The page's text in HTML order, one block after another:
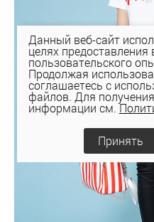
Данный веб-сайт
целях
пользовательского
Продолжая
соглашаетесь с
файлов. Для
информации см.
Принять